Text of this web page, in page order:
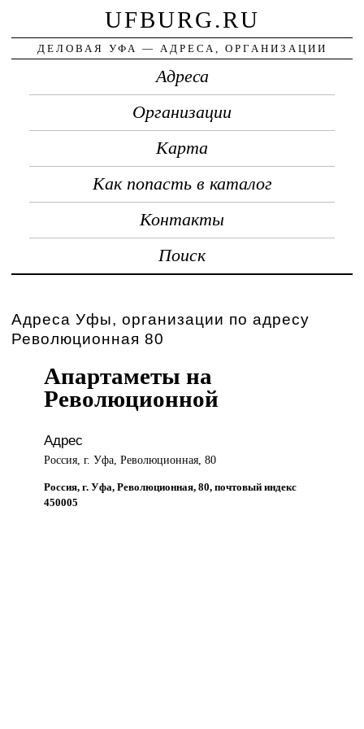
UFBURG.RU
ДЕЛОВАЯ УФА — АДРЕСА, ОРГАНИЗАЦИИ
Адреса
Организации
Карта
Как попасть в каталог
Контакты
Поиск
Адреса Уфы, организации по адресу
Революционная 80
Апартаметы на
Революционной
Адрес
Россия, г. Уфа, Революционная, 80
Россия, г. Уфа, Революционная, 80, почтовый индекс
450005